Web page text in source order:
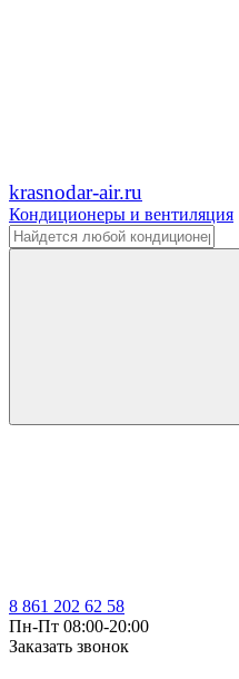
krasnodar-air.ru
Кондиционеры и вентиляция
8 861 202 62 58
Пн-Пт 08:00-20:00
Заказать звонок